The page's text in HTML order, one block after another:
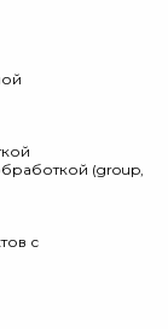
(group,
с